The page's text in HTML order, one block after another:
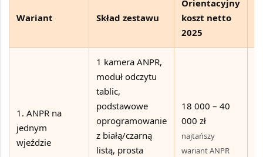
Wariant Skład zestawu
Orientacyjny
koszt netto
2025
1. ANPR na
jednym
wjeździe
1 kamera ANPR,
moduł odczytu
tablic,
podstawowe
oprogramowanie
z białą/czarną
listą, prosta
18 000 – 40
000 zł
najtańszy
wariant ANPR